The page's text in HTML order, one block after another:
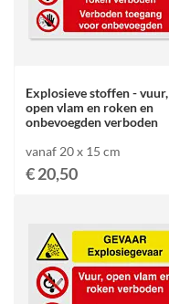
Explosieve stoffen - vuur,
open vlam en roken en
onbevoegden verboden
vanaf 20 x 15 cm
€ 20,50